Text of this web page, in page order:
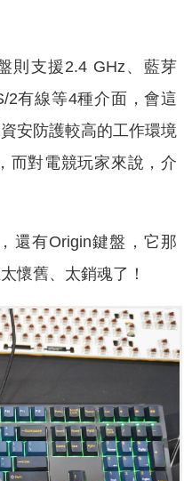
則支援2.4 GHz、藍芽
2有線等4種介面，會這
安防護較高的工作環境
而對電競玩家來說，介
還有Origin鍵盤，它那
懷舊、太銷魂了！